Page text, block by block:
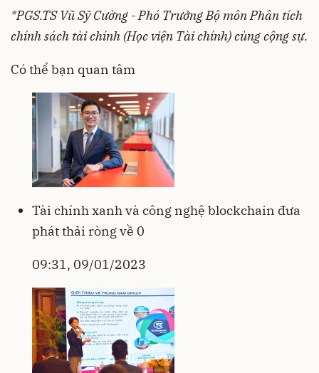
*PGS.TS Vũ Sỹ Cường - Phó Trưởng Bộ môn Phân tích
chính sách tài chính (Học viện Tài chính) cùng cộng sự.
Có thể bạn quan tâm
Tài chính xanh và công nghệ blockchain đưa
phát thải ròng về 0
09:31, 09/01/2023